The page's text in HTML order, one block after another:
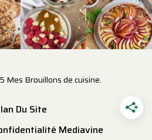
Mes Brouillons de cuisine.
Du Site
Mediavine